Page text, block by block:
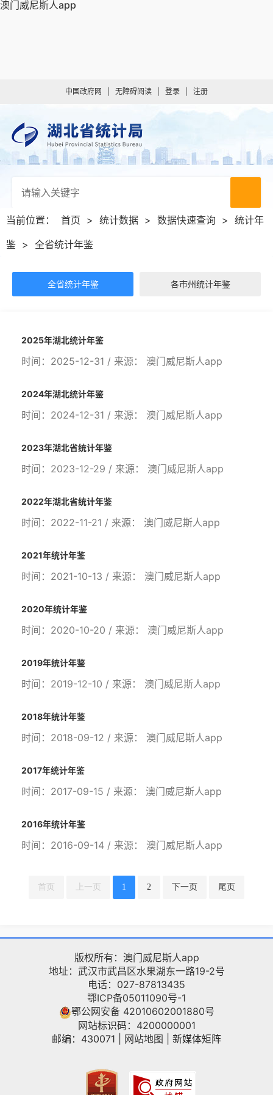
澳门威尼斯人app
中国政府网 无障碍阅读 登录 注册
当前位置： 首页 > 统计数据 > 数据快速查询 > 统计年
鉴 > 全省统计年鉴
全省统计年鉴 各市州统计年鉴
2025年湖北统计年鉴
时间：2025-12-31 / 来源： 澳门威尼斯人app
2024年湖北统计年鉴
时间：2024-12-31 / 来源： 澳门威尼斯人app
2023年湖北省统计年鉴
时间：2023-12-29 / 来源： 澳门威尼斯人app
2022年湖北省统计年鉴
时间：2022-11-21 / 来源： 澳门威尼斯人app
2021年统计年鉴
时间：2021-10-13 / 来源： 澳门威尼斯人app
2020年统计年鉴
时间：2020-10-20 / 来源： 澳门威尼斯人app
2019年统计年鉴
时间：2019-12-10 / 来源： 澳门威尼斯人app
2018年统计年鉴
时间：2018-09-12 / 来源： 澳门威尼斯人app
2017年统计年鉴
时间：2017-09-15 / 来源： 澳门威尼斯人app
2016年统计年鉴
时间：2016-09-14 / 来源： 澳门威尼斯人app
首页 上一页 1 2 下一页 尾页
版权所有：澳门威尼斯人app
地址：武汉市武昌区水果湖东一路19-2号
电话：027-87813435
鄂ICP备05011090号-1
鄂公网安备 42010602001880号
网站标识码：4200000001
邮编：430071
网站地图 新媒体矩阵